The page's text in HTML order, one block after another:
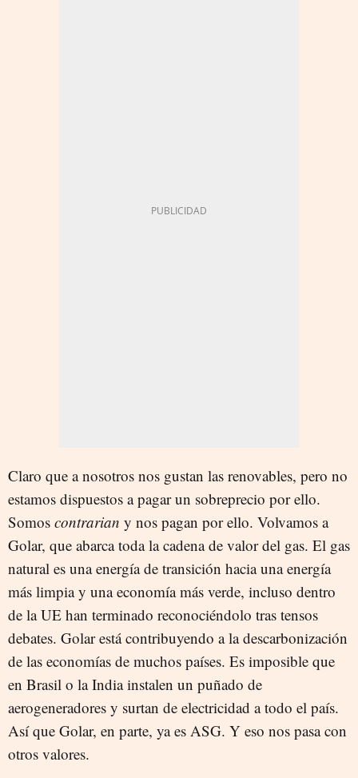
Claro que a nosotros nos gustan las renovables, pero no
estamos dispuestos a pagar un sobreprecio por ello.
Somos contrarian y nos pagan por ello. Volvamos a
Golar, que abarca toda la cadena de valor del gas. El gas
natural es una energía de transición hacia una energía
más limpia y una economía más verde, incluso dentro
de la UE han terminado reconociéndolo tras tensos
debates. Golar está contribuyendo a la descarbonización
de las economías de muchos países. Es imposible que
en Brasil o la India instalen un puñado de
aerogeneradores y surtan de electricidad a todo el país.
Así que Golar, en parte, ya es ASG. Y eso nos pasa con
otros valores.